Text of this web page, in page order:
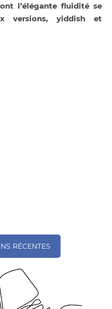
l’élégante fluidité se
versions, yiddish et
RÉCENTES